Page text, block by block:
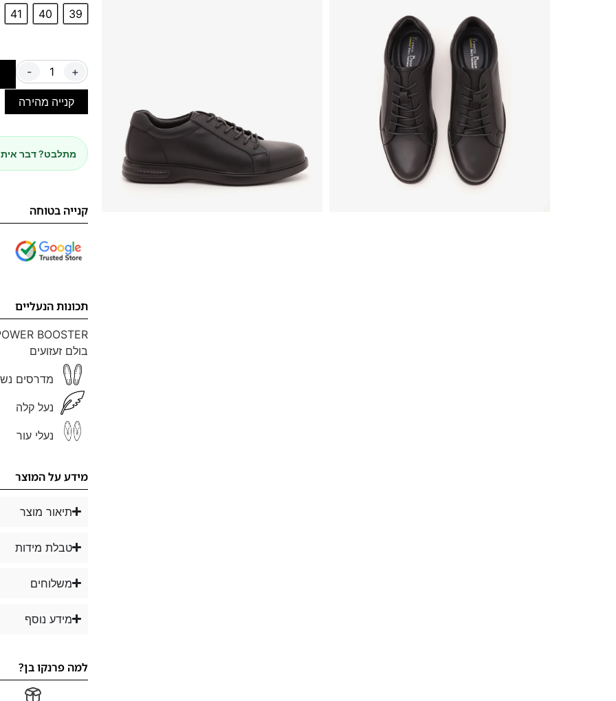
מרגישות כך.
39
40
41
- +
קנייה מהירה
מתלבט? דבר
קנייה בטוחה
תכונות הנעליים
BOOSTER
בולם זעזועים
מדרסים
נעל קלה
נעלי עור
מידע על המוצר
תיאור מוצר
טבלת מידות
משלוחים
מידע נוסף
למה פרנקו בן?